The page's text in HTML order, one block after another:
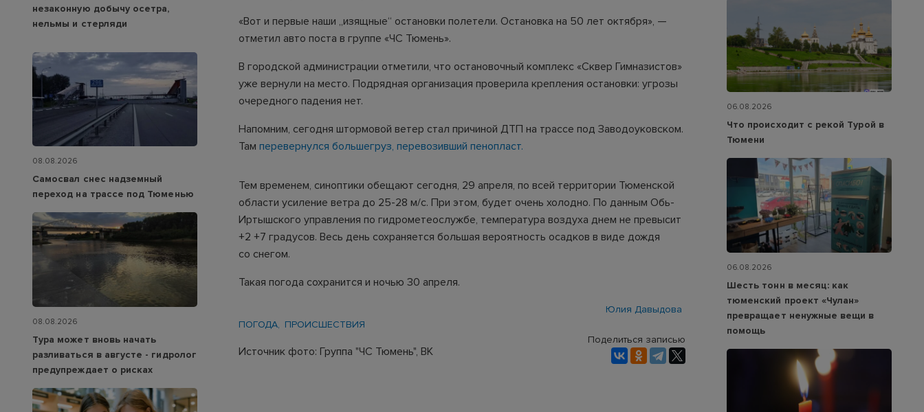
«Вот и первые наши „изящные“ остановки полетели. Остановка на 50 лет октября», —
отметил авто поста в группе «ЧС Тюмень».
В городской администрации отметили, что остановочный комплекс «Сквер Гимназистов»
уже вернули на место. Подрядная организация проверила крепления остановки: угрозы
очередного падения нет.
Напомним, сегодня штормовой ветер стал причиной ДТП на трассе под Заводоуковском.
Там перевернулся большегруз, перевозивший пенопласт.
Тем временем, синоптики обещают сегодня, 29 апреля, по всей территории Тюменской
области усиление ветра до 25-28 м/с. При этом, будет очень холодно. По данным Обь-
Иртышского управления по гидрометеослужбе, температура воздуха днем не превысит
+2 +7 градусов. Весь день сохраняется большая вероятность осадков в виде дождя
со снегом.
Такая погода сохранится и ночью 30 апреля.
Юлия Давыдова
ПОГОДА
ПРОИСШЕСТВИЯ
Источник фото: Группа "ЧС Тюмень", ВК
Поделиться записью
незаконную добычу осетра,
нельмы и стерляди
08.08.2026
Самосвал снес надземный
переход на трассе под Тюменью
08.08.2026
Тура может вновь начать
разливаться в августе - гидролог
предупреждает о рисках
06.08.2026
Что происходит с рекой Турой в
Тюмени
06.08.2026
Шесть тонн в месяц: как
тюменский проект «Чулан»
превращает ненужные вещи в
помощь